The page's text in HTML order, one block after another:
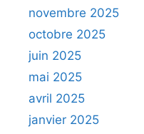
novembre 2025
octobre 2025
juin 2025
mai 2025
avril 2025
janvier 2025